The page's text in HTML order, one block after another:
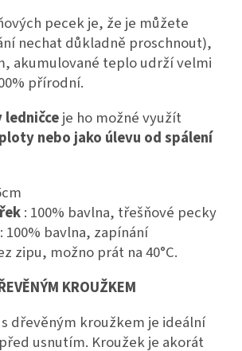
pecek je, že je můžete
nechat důkladně proschnout),
akumulované teplo udrží velmi
přírodní.
ledničceje ho možné využít
nebo jako úlevu od spálení
: 100% bavlna, třešňové pecky
: 100% bavlna, zapínání
zipu, možno prát na 40°C.
KROUŽKEM
dřevěným kroužkem je ideální
usnutím. Kroužek je akorát